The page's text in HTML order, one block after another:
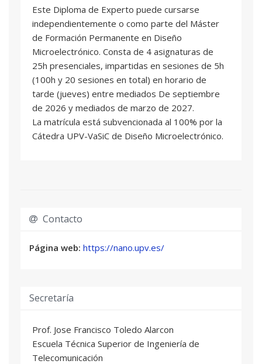
rama tecnológica donde el candidato haya
adquirido conocimientos sólidos sobre diseño
electrónico.
José Juan Cerdá : Profesional del sector
Adolfo Méndez Madrigal: Profesional del
sector
Antonio Jesús Rubio Salcedo: Profesional del
sector
Este Diploma de Experto puede cursarse
independientemente o como parte del Máster
de Formación Permanente en Diseño
Microelectrónico. Consta de 4 asignaturas de
25h presenciales, impartidas en sesiones de 5h
(100h y 20 sesiones en total) en horario de
tarde (jueves) entre mediados De septiembre
de 2026 y mediados de marzo de 2027.
La matrícula está subvencionada al 100% por la
Cátedra UPV-VaSiC de Diseño Microelectrónico.
Contacto
Página web: https://nano.upv.es/
Secretaría
Prof. Jose Francisco Toledo Alarcon
Escuela Técnica Superior de Ingeniería de
Telecomunicación